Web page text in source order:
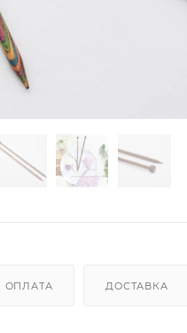
ОПЛАТА ДОСТАВКА